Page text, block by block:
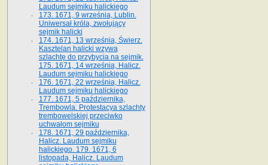
Laudum sejmiku halickiego
173. 1671, 9 września, Lublin.
Uniwersał króla, zwołujący
sejmik halicki
174. 1671, 13 września, Świerz.
Kasztelan halicki wzywa
szlachtę do przybycia na sejmik.
175. 1671, 14 września, Halicz.
Laudum sejmiku halickiego
176. 1671, 22 września, Halicz.
Laudum sejmiku halickiego
177. 1671, 5 października,
Trembowla. Protestacya szlachty
trembowelskiej przeciwko
uchwałom sejmiku
178. 1671, 29 października,
Halicz. Laudum sejmiku
halickiego. 179. 1671, 6
listopada, Halicz. Laudum